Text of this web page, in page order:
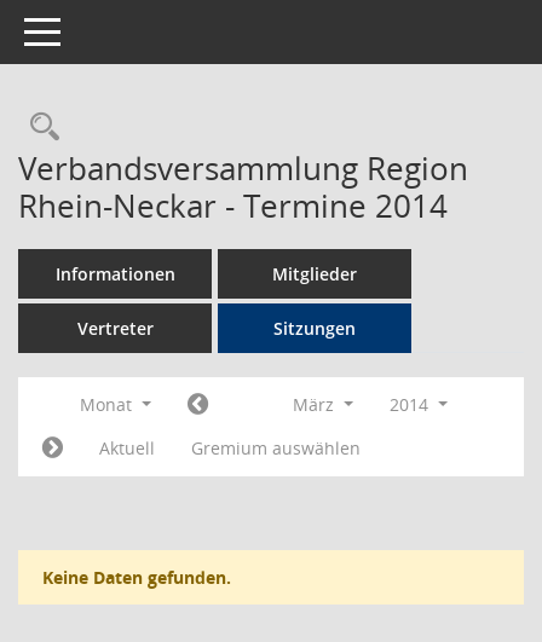
Toggle navigation
Rechercheauswahl
Verbandsversammlung Region
Rhein-Neckar - Termine 2014
Informationen Mitglieder
Vertreter Sitzungen
Monat März
2014
Aktuell
Gremium auswählen
Keine Daten gefunden.